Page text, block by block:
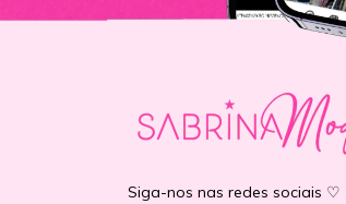
Siga-nos nas redes sociais ♡